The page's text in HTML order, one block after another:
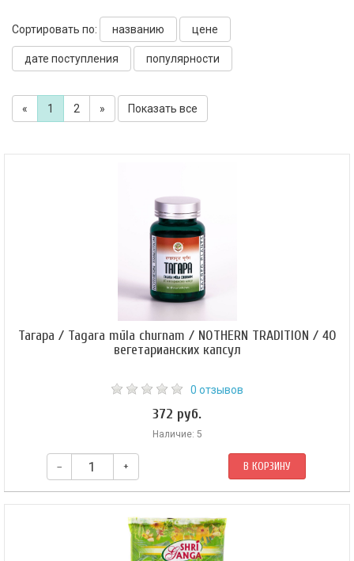
Сортировать по: названию цене
дате поступления популярности
« 1 2 » Показать все
Тагара / Tagara mūla churnam / NOTHERN TRADITION / 40
вегетарианских капсул
0 отзывов
372 руб.
Наличие: 5
– + В КОРЗИНУ
​Аюрведа предпочитает тагару для поддержания здоровья нервной
системы. Успокаивает все три Доши.